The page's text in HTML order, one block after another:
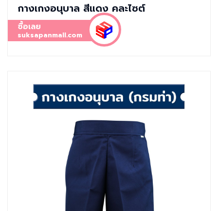
กางเกงอนุบาล สีแดง คละไซต์
ซื้อเลย
suksapanmall.com